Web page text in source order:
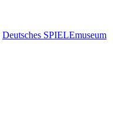
Deutsches SPIELEmuseum